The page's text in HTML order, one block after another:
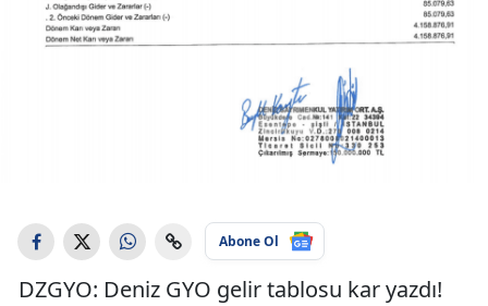
Abone Ol
DZGYO: Deniz GYO gelir tablosu kar yazdı!